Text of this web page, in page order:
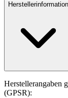
Herstellerinformation
Herstellerangaben
(GPSR):